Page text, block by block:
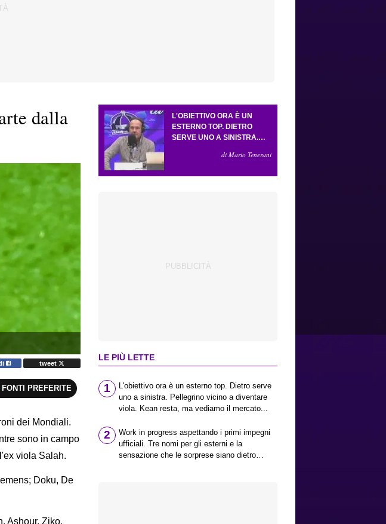
dalla
tweet
FONTI PREFERITE
dei Mondiali.
sono in campo
viola Salah.
Doku, De
Ashour, Ziko,
L'OBIETTIVO ORA È UN
ESTERNO TOP. DIETRO
SERVE UNO A SINISTRA.
DIVENTARE VIOLA. KEAN
di Mario Tenerani
LE PIÙ LETTE
1
L'obiettivo ora è un esterno top. Dietro serve
uno a sinistra. Pellegrino vicino a diventare
viola. Kean resta, ma vediamo il mercato...
2
Work in progress aspettando i primi impegni
ufficiali. Tre nomi per gli esterni e la
sensazione che le sorprese siano dietro